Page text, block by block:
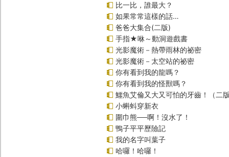
比一比，誰最大？
如果常常這樣的話…
爸爸大集合(二版)
手指★咻～動洞遊戲書
光影魔術－熱帶雨林的祕密
光影魔術－太空站的祕密
你有看到我的龍嗎？
你有看到我的怪獸嗎？
鱷魚艾倫又大又可怕的牙齒！（二
小蝌蚪穿新衣
圍巾熊──啊！沒水了！
鴨子平平歷險記
我的名字叫葉子
哈囉！哈囉！